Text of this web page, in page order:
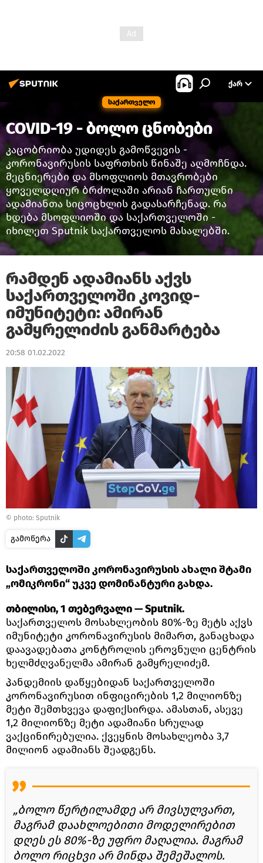
საქართველო
ᲥᲐᲠ
COVID-19 - ბოლო ცნობები
კაცობრიობა უდიდეს გამოწვევის -
კორონავირუსის საფრთხის წინაშე აღმოჩნდა.
მეცნიერები და მსოფლიოს მთავრობები
ყოველდღიურ ბრძოლაში არიან ჩართულნი
ადამიანთა სიცოცხლის გადასარჩენად. რა
ხდება მსოფლიოში და საქართველოში -
იხილეთ Sputnik საქართველოს მასალებში.
რამდენ ადამიანს აქვს
საქართველოში კოვიდ-
იმუნიტეტი: ამირან
გამყრელიძის განმარტება
20:58 01.02.2022
© photo: Sputnik
გამოწერა
საქართველოში კორონავირუსის ახალი შტამი
„ომიკრონი“ უკვე დომინანტური გახდა.
თბილისი, 1 თებერვალი — Sputnik.
საქართველოს მოსახლეობის 80%-ზე მეტს აქვს
იმუნიტეტი კორონავირუსის მიმართ, განაცხადა
დაავადებათა კონტროლის ეროვნული ცენტრის
ხელმძღვანელმა ამირან გამყრელიძემ.
პანდემიის დაწყებიდან საქართველოში
კორონავირუსით ინფიცირების 1,2 მილიონზე
მეტი შემთხვევა დაფიქსირდა. ამასთან, ასევე
1,2 მილიონზე მეტი ადამიანი სრულად
ვაქცინირებულია. ქვეყნის მოსახლეობა 3,7
მილიონ ადამიანს შეადგენს.
„ბოლო წერტილამდე არ მივსულვართ,
მაგრამ დაახლოებითი მოდელირებით
დღეს ეს 80%-ზე უფრო მაღალია. მაგრამ
ბოლო რიცხვი არ მინდა შემეშალოს.